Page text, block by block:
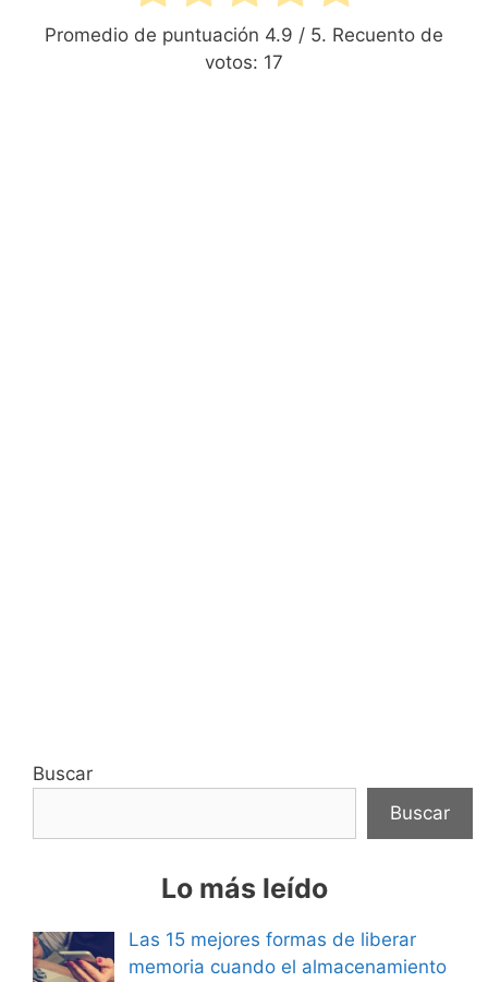
Promedio de puntuación 4.9 / 5. Recuento de
votos: 17
Buscar
Buscar
Lo más leído
Las 15 mejores formas de liberar
memoria cuando el almacenamiento